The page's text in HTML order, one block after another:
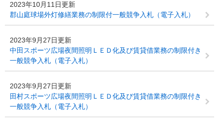
2023年10月11日更新
郡山庭球場外灯修繕業務の制限付一般競争入札（電子入札）
2023年9月27日更新
中田スポーツ広場夜間照明ＬＥＤ化及び賃貸借業務の制限付き
一般競争入札（電子入札）
2023年9月27日更新
田村スポーツ広場夜間照明ＬＥＤ化及び賃貸借業務の制限付き
一般競争入札（電子入札）